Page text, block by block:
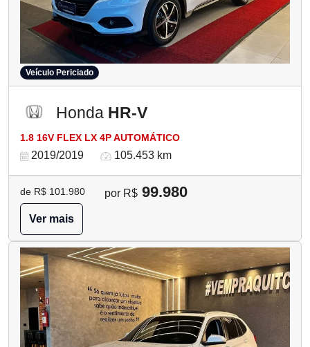
Veículo Periciado
Honda HR-V
1.8 16V FLEX LX 4P AUTOMÁTICO
2019/2019 105.453 km
de R$ 101.980 por R$ 99.980
Ver mais